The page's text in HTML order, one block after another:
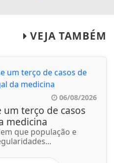
VEJA TAMBÉM
06/08/2026
um terço de casos
medicina
que população e